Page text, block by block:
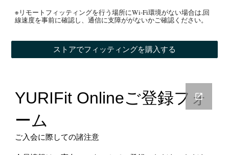
※リモートフィッティングを行う場所にWi-Fi環境がない場合は,回
線速度を事前に確認し、通信に支障ががないかご確認ください。
ストアでフィッティングを購入する